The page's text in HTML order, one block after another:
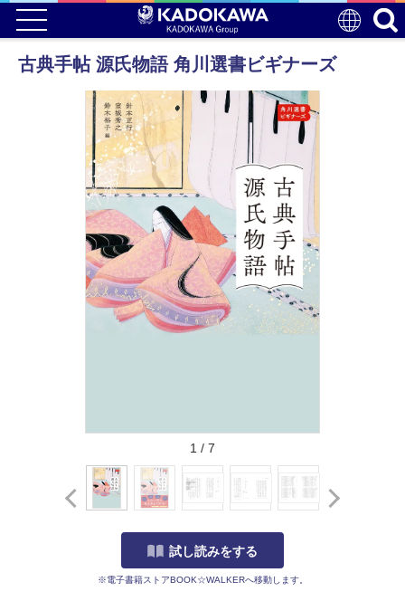
古典手帖 源氏物語 角川選書ビギナーズ
1 / 7
試し読みをする
※電子書籍ストアBOOK☆WALKERへ移動します。